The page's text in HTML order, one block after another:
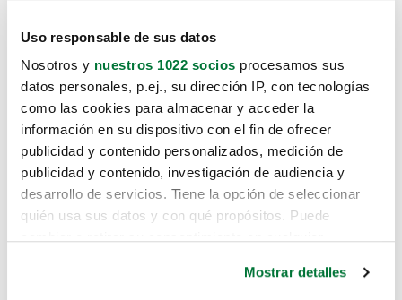
Uso responsable de sus datos
Nosotros y nuestros 1022 socios procesamos sus
datos personales, p.ej., su dirección IP, con tecnologías
como las cookies para almacenar y acceder la
información en su dispositivo con el fin de ofrecer
publicidad y contenido personalizados, medición de
publicidad y contenido, investigación de audiencia y
desarrollo de servicios. Tiene la opción de seleccionar
quién usa sus datos y con qué propósitos. Puede
Mostrar detalles
Lo sentimos, no sabemos como
te hemos traido hasta aquí.
Pero puedes encontrar el coche que estás
buscando en alguno de estos enlaces: